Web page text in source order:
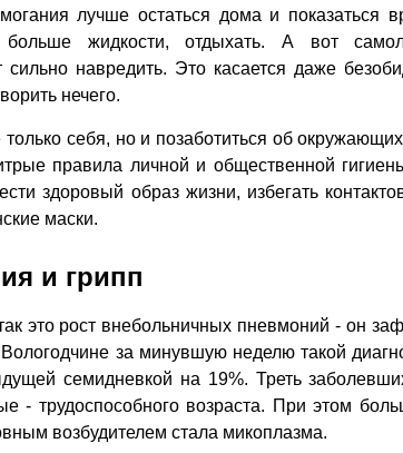
лучше остаться дома и показаться
жидкости, отдыхать. А вот
сильно навредить. Это касается даже
нечего.
себя, но и позаботиться об
правила личной и общественной
здоровый образ жизни, избегать
маски.
и грипп
это рост внебольничных пневмоний - он
Вологодчине за минувшую неделю такой
семидневкой на 19%. Треть
- трудоспособного возраста. При этом
возбудителем стала микоплазма.